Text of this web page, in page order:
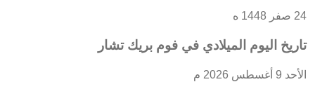
24 صفر 1448 ه
تاريخ اليوم الميلادي في فوم بريك تشار
الأحد 9 أغسطس 2026 م